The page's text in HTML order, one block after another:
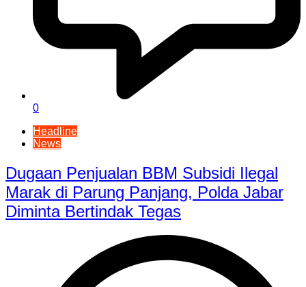
0
Headline
News
Dugaan Penjualan BBM Subsidi Ilegal
Marak di Parung Panjang, Polda Jabar
Diminta Bertindak Tegas